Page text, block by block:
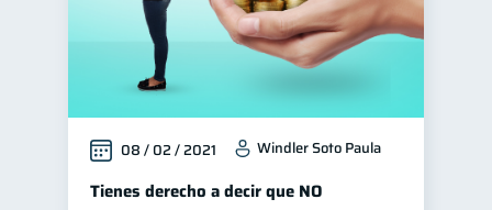
08 / 02 / 2021 Windler Soto Paula
Tienes derecho a decir que NO